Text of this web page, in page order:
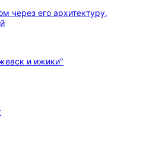
через его архитектуру,